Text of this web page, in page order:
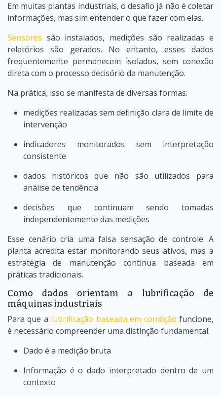
Em muitas plantas industriais, o desafio já não é coletar
informações, mas sim entender o que fazer com elas.
Sensores são instalados, medições são realizadas e
relatórios são gerados. No entanto, esses dados
frequentemente permanecem isolados, sem conexão
direta com o processo decisório da manutenção.
Na prática, isso se manifesta de diversas formas:
medições realizadas sem definição clara de limite de
intervenção
indicadores monitorados sem interpretação
consistente
dados históricos que não são utilizados para
análise de tendência
decisões que continuam sendo tomadas
independentemente das medições
Esse cenário cria uma falsa sensação de controle. A
planta acredita estar monitorando seus ativos, mas a
estratégia de manutenção contínua baseada em
práticas tradicionais.
Como dados orientam a lubrificação de
máquinas industriais
Para que a lubrificação baseada em condição funcione,
é necessário compreender uma distinção fundamental:
Dado é a medição bruta
Informação é o dado interpretado dentro de um
contexto